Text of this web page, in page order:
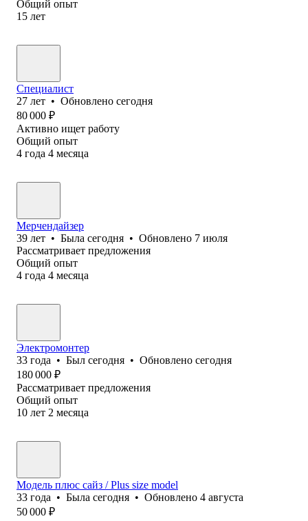
Общий опыт
15 лет
Специалист
27 лет • Обновлено сегодня
80 000 ₽
Активно ищет работу
Общий опыт
4 года 4 месяца
Мерчендайзер
39 лет • Была сегодня • Обновлено 7 июля
Рассматривает предложения
Общий опыт
4 года 4 месяца
Электромонтер
33 года • Был сегодня • Обновлено сегодня
180 000 ₽
Рассматривает предложения
Общий опыт
10 лет 2 месяца
Модель плюс сайз / Plus size model
33 года • Была сегодня • Обновлено 4 августа
50 000 ₽